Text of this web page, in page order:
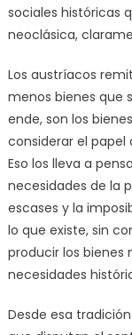
sociales históricas
neoclásica,
Los austríacos
menos bienes que
ende, son los
considerar el papel
Eso los lleva a
necesidades de la
escases y la
lo que existe, sin
producir los bienes
necesidades
Desde esa